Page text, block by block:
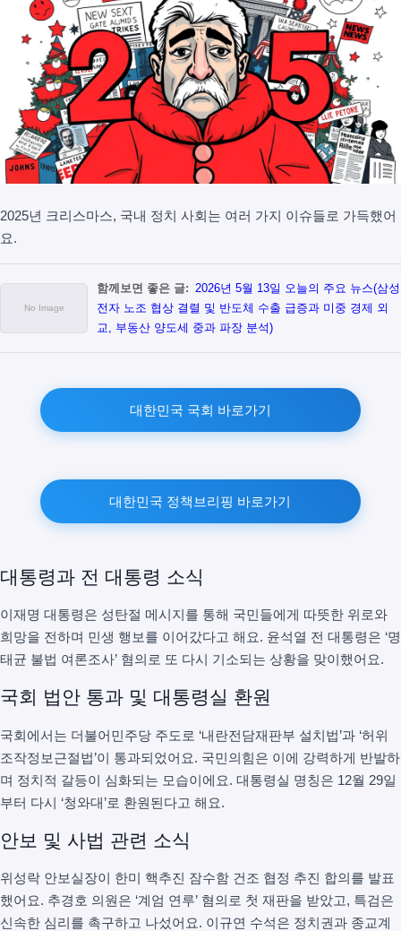
2025년 크리스마스, 국내 정치 사회는 여러 가지 이슈들로 가득했어
요.
함께보면 좋은 글: 2026년 5월 13일 오늘의 주요 뉴스(삼성
전자 노조 협상 결렬 및 반도체 수출 급증과 미중 경제 외
교, 부동산 양도세 중과 파장 분석)
대한민국 국회 바로가기
대한민국 정책브리핑 바로가기
대통령과 전 대통령 소식
이재명 대통령은 성탄절 메시지를 통해 국민들에게 따뜻한 위로와
희망을 전하며 민생 행보를 이어갔다고 해요. 윤석열 전 대통령은 ‘명
태균 불법 여론조사’ 혐의로 또 다시 기소되는 상황을 맞이했어요.
국회 법안 통과 및 대통령실 환원
국회에서는 더불어민주당 주도로 ‘내란전담재판부 설치법’과 ‘허위
조작정보근절법’이 통과되었어요. 국민의힘은 이에 강력하게 반발하
며 정치적 갈등이 심화되는 모습이에요. 대통령실 명칭은 12월 29일
부터 다시 ‘청와대’로 환원된다고 해요.
안보 및 사법 관련 소식
위성락 안보실장이 한미 핵추진 잠수함 건조 협정 추진 합의를 발표
했어요. 추경호 의원은 ‘계엄 연루’ 혐의로 첫 재판을 받았고, 특검은
신속한 심리를 촉구하고 나섰어요. 이규연 수석은 정치권과 종교계